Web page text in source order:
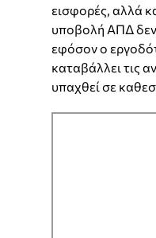
εισφορές, αλλά
υποβολή ΑΠΔ δεν
εφόσον ο
καταβάλλει τις
υπαχθεί σε